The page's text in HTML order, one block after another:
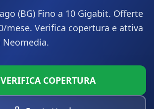
(BG) Fino a 10 Gigabit. Offerte
mese. Verifica copertura e attiva
VERIFICA COPERTURA